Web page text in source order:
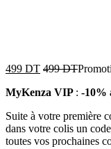
499 DT 499DT
MyKenza VIP : -10%
Suite à votre première
dans votre colis un
toutes vos prochaines